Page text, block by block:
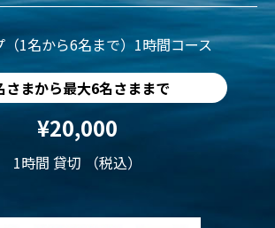
（1名から6名まで）1時間コース
さまから最大6名さままで
¥20,000
1時間 貸切 （税込）